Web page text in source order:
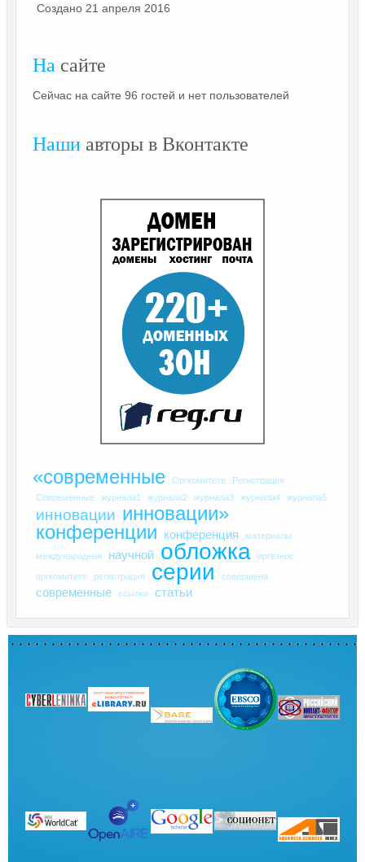
Создано 21 апреля 2016
На сайте
Сейчас на сайте 96 гостей и нет пользователей
Наши авторы в Вконтакте
«современные Оргкомитете
Регистрация
Современные
журнала1 журнала2 журнала3 журнала4 журнала5
инновации инновации»
конференции
конференция материалы
международная научной обложка оргвзнос
оргкомитете регистрация серии совершена
современные ссылки статьи